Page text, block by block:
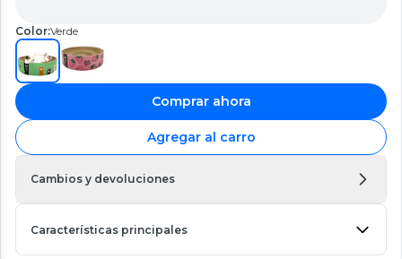
Color:Verde
Comprar ahora
Agregar al carro
Cambios y devoluciones
Características principales